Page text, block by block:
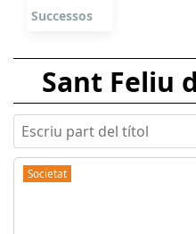
Successos
Sant Feliu
Escriu part del títol
Societat